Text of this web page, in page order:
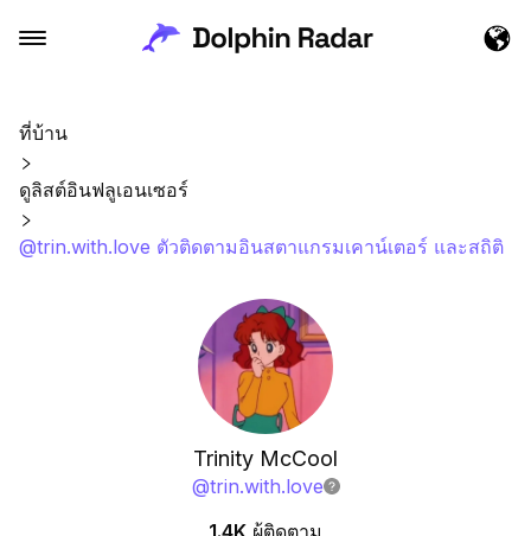
ที่บ้าน
ดูลิสต์อินฟลูเอนเซอร์
@trin.with.love ตัวติดตามอินสตาแกรมเคาน์เตอร์ และสถิติ
Trinity McCool
@trin.with.love
1.4K ผู้ติดตาม